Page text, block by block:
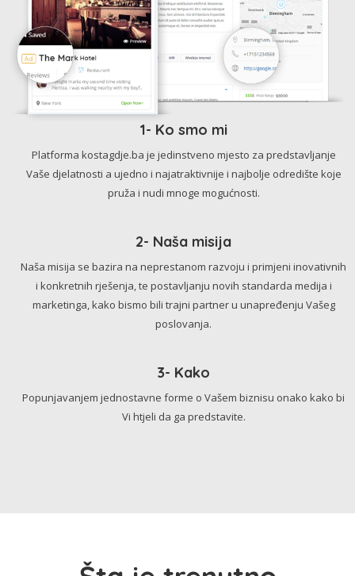
1- Ko smo mi
Platforma kostagdje.ba je jedinstveno mjesto za predstavljanje
Vaše djelatnosti a ujedno i najatraktivnije i najbolje odredište koje
pruža i nudi mnoge mogućnosti.
2- Naša misija
Naša misija se bazira na neprestanom razvoju i primjeni inovativnih
i konkretnih rješenja, te postavljanju novih standarda medija i
marketinga, kako bismo bili trajni partner u unapređenju Vašeg
poslovanja.
3- Kako
Popunjavanjem jednostavne forme o Vašem biznisu onako kako bi
Vi htjeli da ga predstavite.